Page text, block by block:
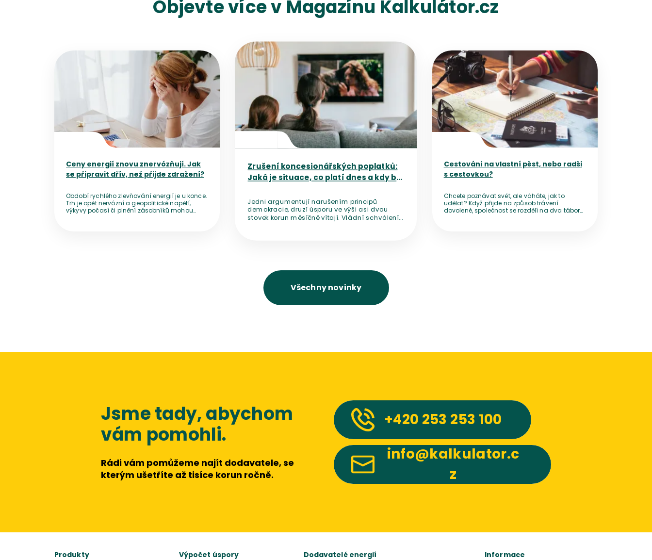
Objevte více v Magazínu Kalkulátor.cz
Ceny energií znovu znervózňují. Jak
se připravit dřív, než přijde zdražení?
Období rychlého zlevňování energií je u konce.
Trh je opět nervózní a geopolitické napětí,
výkyvy počasí či plnění zásobníků mohou
Přejít na detail článku
Zrušení koncesionářských poplatků:
Jaká je situace, co platí dnes a kdy by
Jedni argumentují narušením principů
demokracie, druzí úsporu ve výši asi dvou
stovek korun měsíčně vítají. Vládní schválení
Přejít na detail článku
Cestování na vlastní pěst, nebo radši
s cestovkou?
Chcete poznávat svět, ale váháte, jak to
udělat? Když přijde na způsob trávení
dovolené, společnost se rozdělí na dva tábory
Přejít na detail článku
Všechny novinky
Jsme tady, abychom
vám pomohli.
Rádi vám pomůžeme najít dodavatele, se
kterým ušetříte až tisíce korun ročně.
+420 253 253 100
info@kalkulator.c
z
Produkty
Výpočet úspory
Dodavatelé energií
Informace